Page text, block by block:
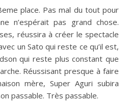
place. Pas mal du tout pour
n’espérait pas grand chose.
réussira à créer le spectacle
un Sato qui reste ce qu’il est,
qui reste plus constant que
Réussisant presque à faire
mère, Super Aguri subira
passable. Très passable.